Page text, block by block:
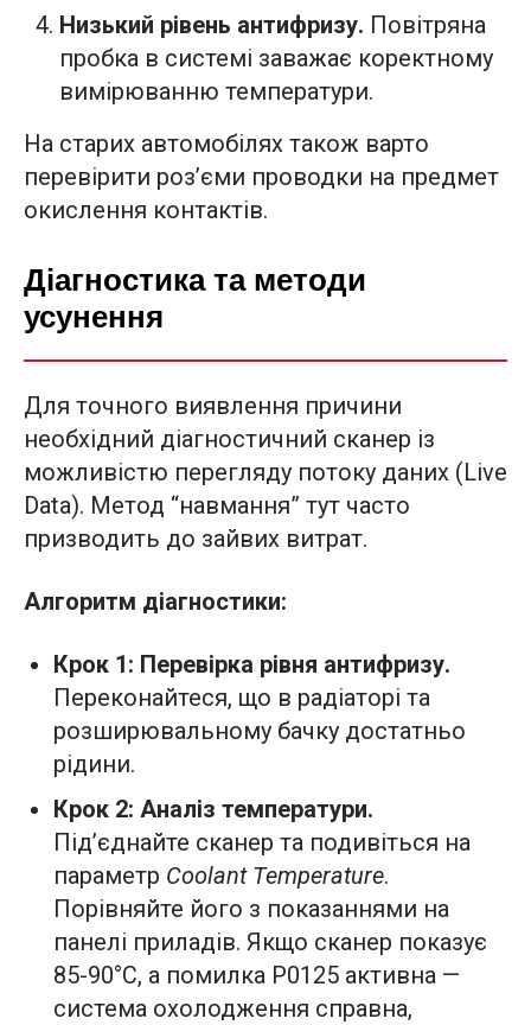
Низький рівень антифризу. Повітряна
пробка в системі заважає коректному
вимірюванню температури.
На старих автомобілях також варто
перевірити роз’єми проводки на предмет
окислення контактів.
Діагностика та методи
усунення
Для точного виявлення причини
необхідний діагностичний сканер із
можливістю перегляду потоку даних (Live
Data). Метод “навмання” тут часто
призводить до зайвих витрат.
Алгоритм діагностики:
Крок 1: Перевірка рівня антифризу.
Переконайтеся, що в радіаторі та
розширювальному бачку достатньо
рідини.
Крок 2: Аналіз температури.
Під’єднайте сканер та подивіться на
параметр Coolant Temperature.
Порівняйте його з показаннями на
панелі приладів. Якщо сканер показує
85-90°C, а помилка P0125 активна —
система охолодження справна,